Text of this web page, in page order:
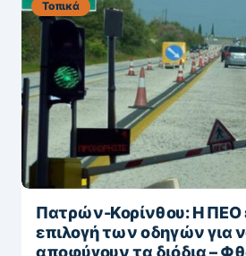
Trend News
Τοπικά
Πατρών-Κορίνθου: Η ΠΕΟ